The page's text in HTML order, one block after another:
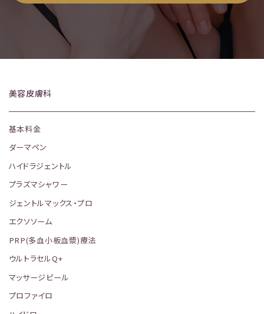
美容皮膚科
基本料金
ダーマペン
ハイドラジェントル
プラズマシャワー
ジェントルマックス・プロ
エクソソーム
PRP(多血小板血漿)療法
ウルトラセルQ+
マッサージピール
プロファイロ